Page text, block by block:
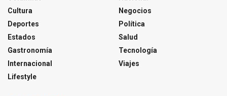
Cultura
Deportes
Estados
Gastronomía
Internacional
Lifestyle
Negocios
Política
Salud
Tecnología
Viajes